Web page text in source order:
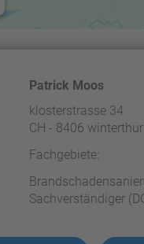
Patrick Moos
klosterstrasse 34
CH - 8406 winterthur
Fachgebiete:
Sachverständiger